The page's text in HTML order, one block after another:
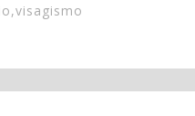
,visagismo